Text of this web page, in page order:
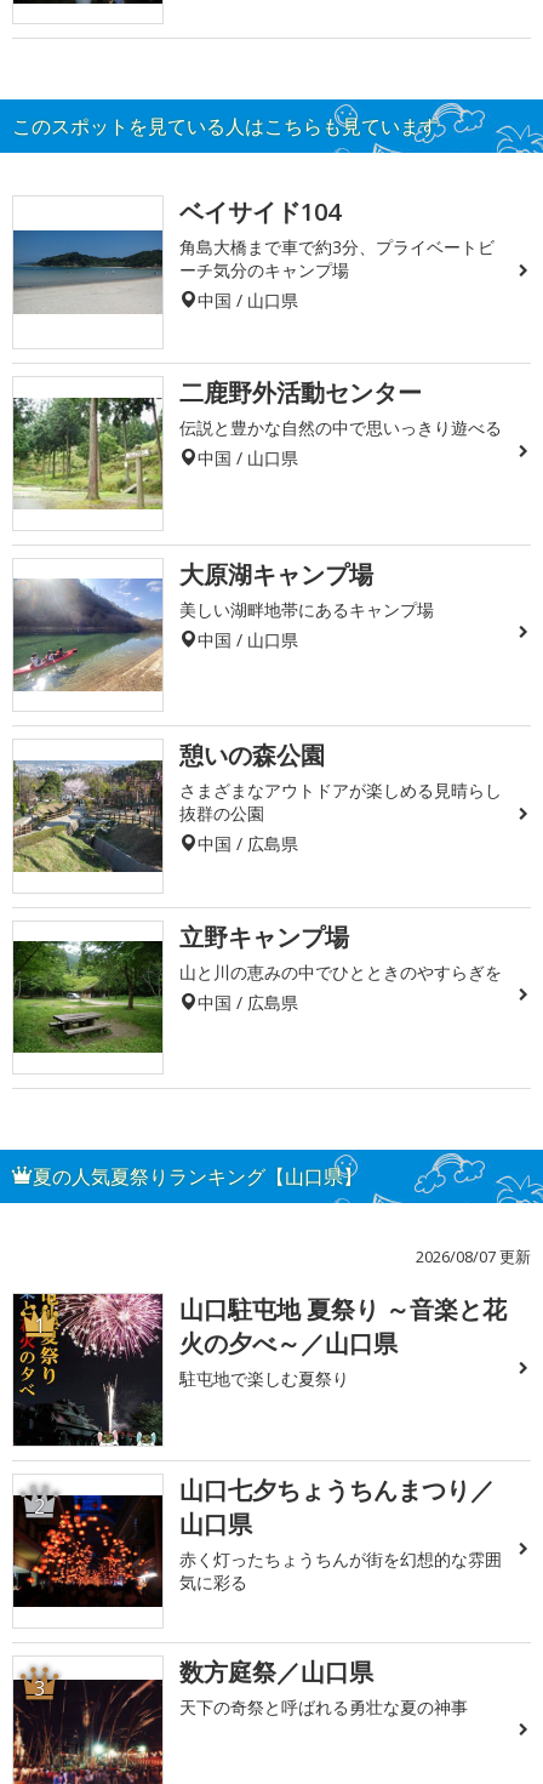
このスポットを見ている人はこちらも見ています
ベイサイド104
角島大橋まで車で約3分、プライベートビ
ーチ気分のキャンプ場
中国 / 山口県
二鹿野外活動センター
伝説と豊かな自然の中で思いっきり遊べる
中国 / 山口県
大原湖キャンプ場
美しい湖畔地帯にあるキャンプ場
中国 / 山口県
憩いの森公園
さまざまなアウトドアが楽しめる見晴らし
抜群の公園
中国 / 広島県
立野キャンプ場
山と川の恵みの中でひとときのやすらぎを
中国 / 広島県
夏の人気夏祭りランキング【山口県】
2026/08/07 更新
1
山口駐屯地 夏祭り ～音楽と花
火の夕べ～／山口県
駐屯地で楽しむ夏祭り
2
山口七夕ちょうちんまつり／
山口県
赤く灯ったちょうちんが街を幻想的な雰囲
気に彩る
3 数方庭祭／山口県
天下の奇祭と呼ばれる勇壮な夏の神事